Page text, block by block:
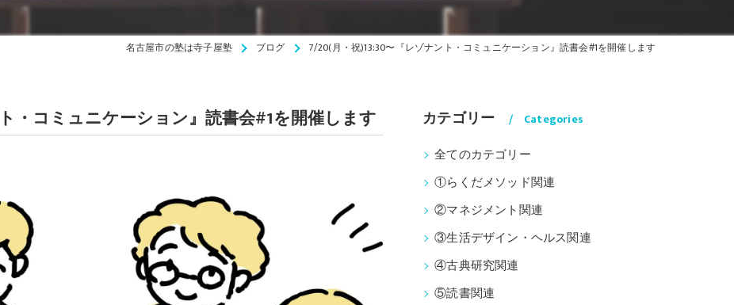
名古屋市の塾は寺子屋塾 ブログ 7/20(月・祝)13:30〜『レゾナント・コミュニケーション』読書会#1を開催します
・コミュニケーション』読書会#1を開催します カテゴリー Categories
全てのカテゴリー
①らくだメソッド関連
②マネジメント関連
③生活デザイン・ヘルス関連
④古典研究関連
⑤読書関連